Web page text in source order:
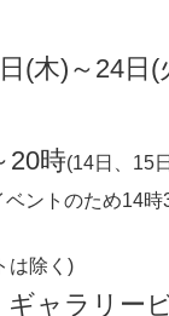
(木)～24日(
時(14日、15
ベントのため14
は除く)
ャラリー